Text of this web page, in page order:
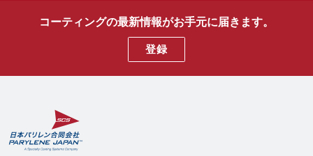
コーティングの最新情報がお手元に届きます。
登録